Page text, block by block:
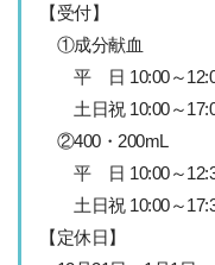
【受付】
①成分献血
平 日 10:00～
土日祝 10:00～
②400・200mL
平 日 10:00～
土日祝 10:00～
【定休日】